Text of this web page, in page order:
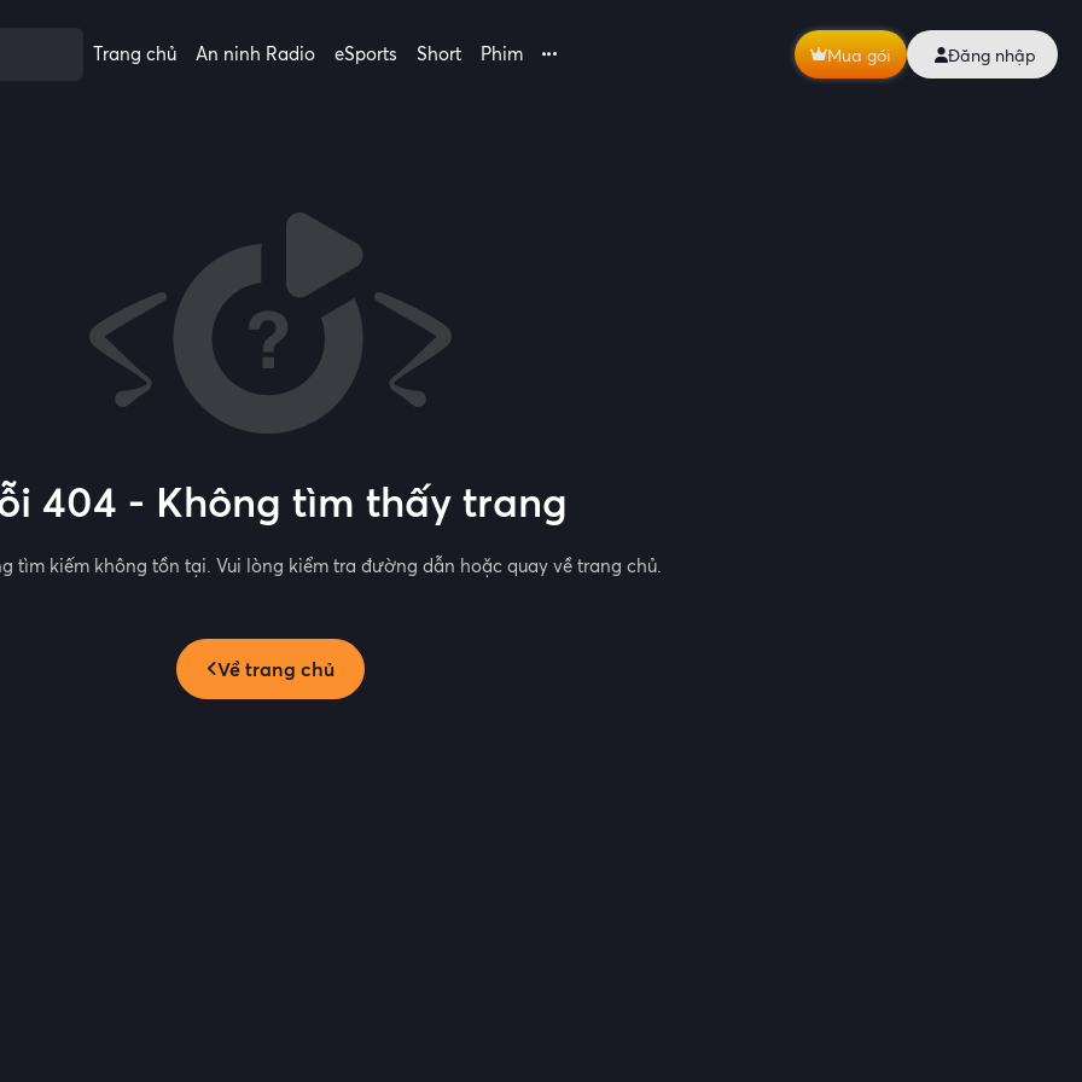
Trang chủ An ninh Radio eSports Short Phim Mua gói Đăng nhập
404 - Không tìm thấy trang
tìm kiếm không tồn tại. Vui lòng kiểm tra đường dẫn hoặc quay về trang chủ.
Về trang chủ